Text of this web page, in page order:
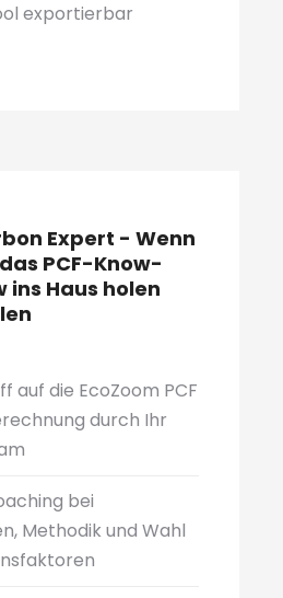
exportierbar
Expert - Wenn
PCF-Know-
ins Haus holen
auf die EcoZoom PCF
durch Ihr
bei
Methodik und Wahl